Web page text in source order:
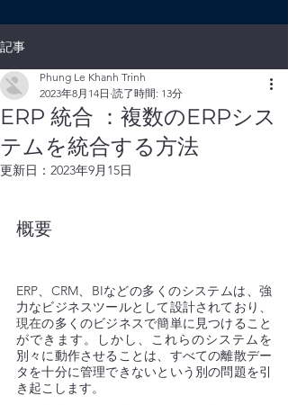
記事
ERP 統合 ：複数のERPシス
テムを統合する方法
Phung Le Khanh Trinh
2023年8月14日 読了時間: 13分
更新日： 2023年9月15日
概要
ERP、CRM、BIなどの多くのシステムは、強
力なビジネスツールとして設計されており、
現在の多くのビジネスで簡単に見つけること
ができます。しかし、これらのシステムを
別々に動作させることは、すべての離散デー
タを十分に管理できないという別の問題を引
き起こします。